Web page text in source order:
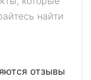
найти
отзывы